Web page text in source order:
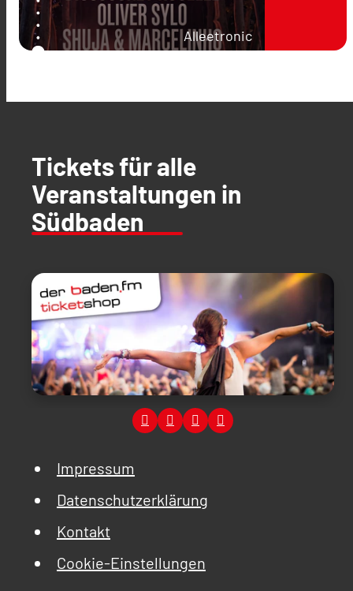
Alleetronic
Tickets für alle
Veranstaltungen in
Südbaden
Impressum
Datenschutzerklärung
Kontakt
Cookie-Einstellungen